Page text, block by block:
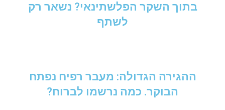
בתוך השקר הפלשתינאי? נשאר רק
לשתף
ההגירה הגדולה: מעבר רפיח נפתח
הבוקר. כמה נרשמו לברוח?